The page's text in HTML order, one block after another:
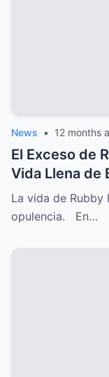
News • 12 months
El Exceso de
Vida Llena de
Irreal
La vida de
opulencia. En…